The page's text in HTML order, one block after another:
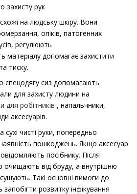
захисту рук
на людську шкіру. Вони
опіків, патогенних
регулюють
матеріалу допомагає захистити
тиску.
спецодягу сиз допомагають
для захисту людини на
для робітників , напальчники,
аксесуарів.
чисті руки, попередньо
пошкоджень. Якщо аксесуар
посібнику. Після
очищають від бруду, а внутрішню
Такі основні вимоги до
розвитку інфікування